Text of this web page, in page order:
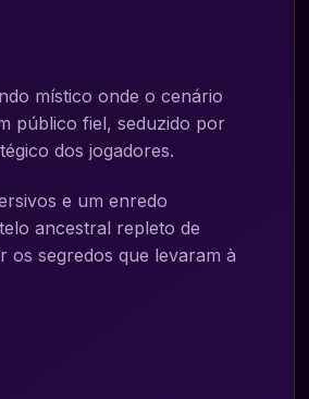
místico onde o cenário
público fiel, seduzido por
dos jogadores.
e um enredo
ancestral repleto de
os segredos que levaram à